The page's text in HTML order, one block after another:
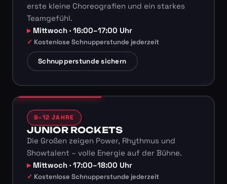
erste kleine Choreografien und ein starkes
Teamgefühl.
Mittwoch · 16:00–17:00 Uhr
Kostenlose Schnupperstunde jederzeit
Schnupperstunde sichern
9–12 JAHRE
JUNIOR ROCKETS
Die Großen zeigen Power, Rhythmus und
Showtalent – volle Energie auf der Bühne.
Mittwoch · 17:00–18:00 Uhr
Kostenlose Schnupperstunde jederzeit